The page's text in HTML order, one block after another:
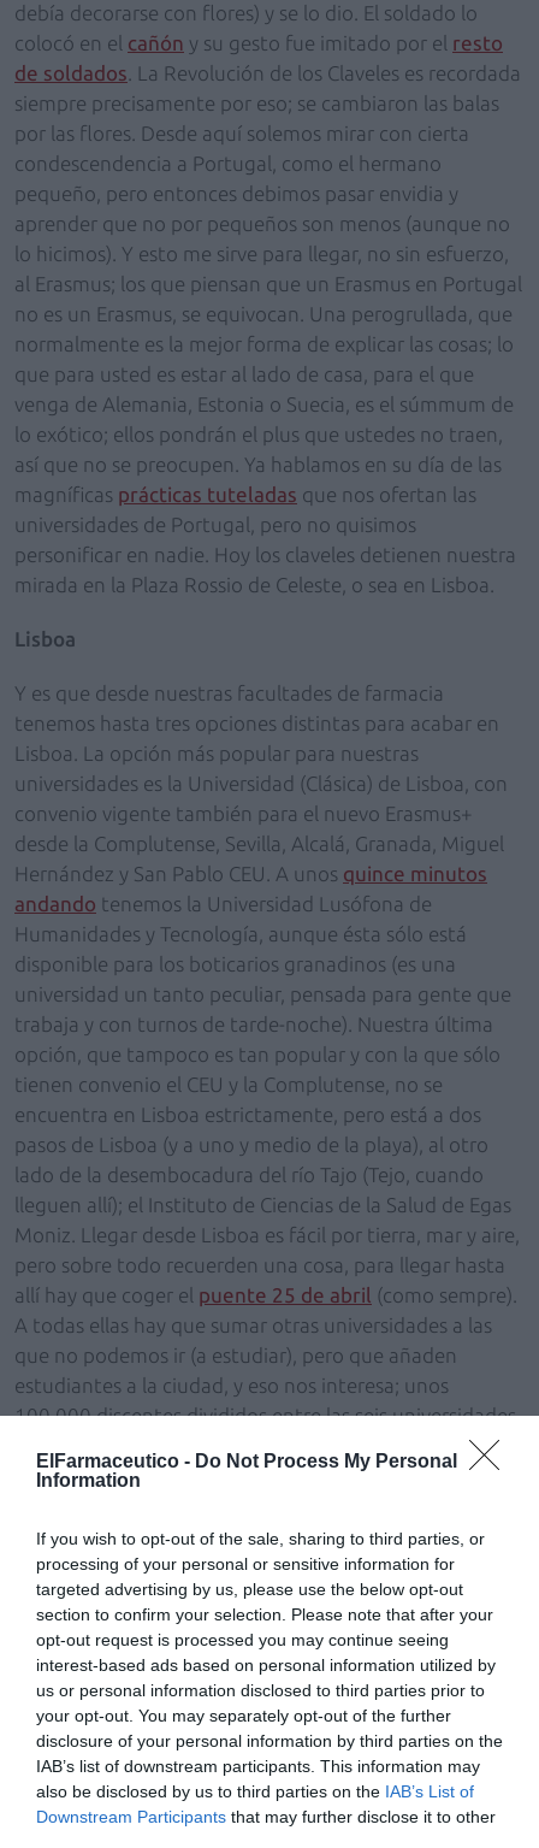
ElFarmaceutico - Do Not Process My Personal
Information
If you wish to opt-out of the sale, sharing to third parties, or
processing of your personal or sensitive information for
targeted advertising by us, please use the below opt-out
section to confirm your selection. Please note that after your
opt-out request is processed you may continue seeing
interest-based ads based on personal information utilized by
us or personal information disclosed to third parties prior to
your opt-out. You may separately opt-out of the further
disclosure of your personal information by third parties on the
IAB’s list of downstream participants. This information may
also be disclosed by us to third parties on the IAB’s List of
Downstream Participants that may further disclose it to other
debía decorarse con flores) y se lo dio. El soldado lo
colocó en el cañón y su gesto fue imitado por el resto
de soldados . La Revolución de los Claveles es recordada
siempre precisamente por eso; se cambiaron las balas
por las flores. Desde aquí solemos mirar con cierta
condescendencia a Portugal, como el hermano
pequeño, pero entonces debimos pasar envidia y
aprender que no por pequeños son menos (aunque no
lo hicimos). Y esto me sirve para llegar, no sin esfuerzo,
al Erasmus; los que piensan que un Erasmus en Portugal
no es un Erasmus, se equivocan. Una perogrullada, que
normalmente es la mejor forma de explicar las cosas; lo
que para usted es estar al lado de casa, para el que
venga de Alemania, Estonia o Suecia, es el súmmum de
lo exótico; ellos pondrán el plus que ustedes no traen,
así que no se preocupen. Ya hablamos en su día de las
magníficas prácticas tuteladas que nos ofertan las
universidades de Portugal, pero no quisimos
personificar en nadie. Hoy los claveles detienen nuestra
mirada en la Plaza Rossio de Celeste, o sea en Lisboa.
Lisboa
Y es que desde nuestras facultades de farmacia
tenemos hasta tres opciones distintas para acabar en
Lisboa. La opción más popular para nuestras
universidades es la Universidad (Clásica) de Lisboa, con
convenio vigente también para el nuevo Erasmus+
desde la Complutense, Sevilla, Alcalá, Granada, Miguel
Hernández y San Pablo CEU. A unos quince minutos
andando tenemos la Universidad Lusófona de
Humanidades y Tecnología, aunque ésta sólo está
disponible para los boticarios granadinos (es una
universidad un tanto peculiar, pensada para gente que
trabaja y con turnos de tarde-noche). Nuestra última
opción, que tampoco es tan popular y con la que sólo
tienen convenio el CEU y la Complutense, no se
encuentra en Lisboa estrictamente, pero está a dos
pasos de Lisboa (y a uno y medio de la playa), al otro
lado de la desembocadura del río Tajo (Tejo, cuando
lleguen allí); el Instituto de Ciencias de la Salud de Egas
Moniz. Llegar desde Lisboa es fácil por tierra, mar y aire,
pero sobre todo recuerden una cosa, para llegar hasta
allí hay que coger el puente 25 de abril (como sempre).
A todas ellas hay que sumar otras universidades a las
que no podemos ir (a estudiar), pero que añaden
estudiantes a la ciudad, y eso nos interesa; unos
100.000 discentes divididos entre las seis universidades
lisboetas concentrados en su mayoría entre los centros
de la ciudad universitaria (excluimos de este cálculo a
muchos Erasmus, la población estudiantil (entorno al
20% de la total de la ciudad) cuenta con gentes de
todas partes de Portugal. Se supone que con el
(engañoso) aumento en la dotación de la beca, vivir en
Lisboa no les va a resultar excesivamente caro (dentro
de los destinos Erasmus): los alquileres de pisos se
pueden tramitar a través de laspáginasde las
Universidades, por ejemplo, aunque claro, existen más
vías. Un alquiler puede oscilar entre los 200 y los 300 €
por persona, en función del barrio básicamente; el